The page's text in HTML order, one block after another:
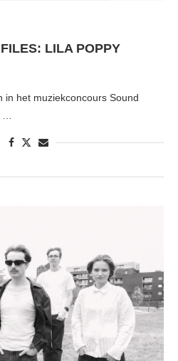
LILA POPPY
in het muziekconcours Sound
…